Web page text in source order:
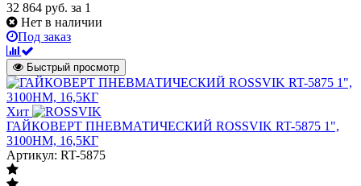
32 864 руб. за 1
Нет в наличии
Под заказ
Быстрый просмотр
Хит
ГАЙКОВЕРТ ПНЕВМАТИЧЕСКИЙ ROSSVIK RT-5875 1",
3100НМ, 16,5КГ
Артикул: RT-5875